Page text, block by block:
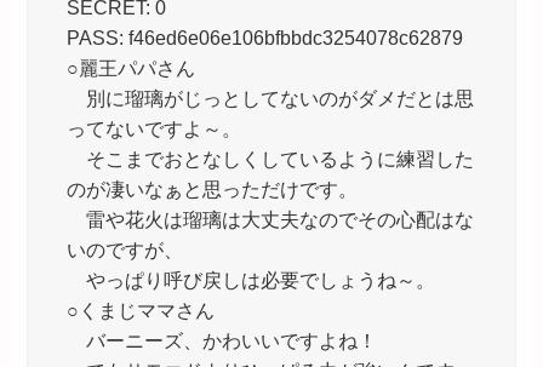
SECRET: 0
PASS: f46ed6e06e106bfbbdc3254078c62879
○麗王パパさん
別に瑠璃がじっとしてないのがダメだとは思
ってないですよ～。
そこまでおとなしくしているように練習した
のが凄いなぁと思っただけです。
雷や花火は瑠璃は大丈夫なのでその心配はな
いのですが、
やっぱり呼び戻しは必要でしょうね～。
○くまじママさん
バーニーズ、かわいいですよね！